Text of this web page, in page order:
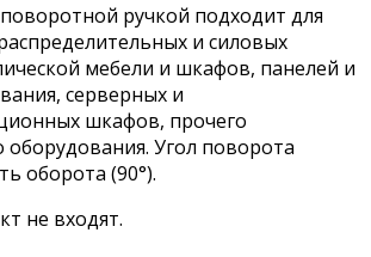
ручкой подходит для
и силовых
мебели и шкафов, панелей и
серверных и
шкафов, прочего
Угол поворота
оборота (90°).
не входят.